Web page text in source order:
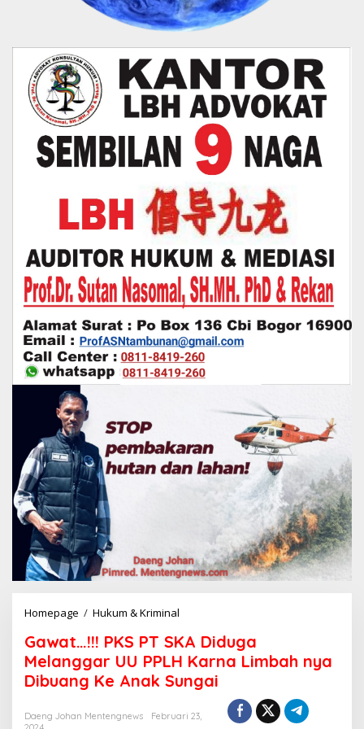
Homepage / Hukum & Kriminal
w
a
t
.
.
Gawat…!!! PKS PT SKA Diduga
Melanggar UU PPLH Karna Limbah nya
Dibuang Ke Anak Sungai
Daeng Johan Mentengnews
Februari 23,